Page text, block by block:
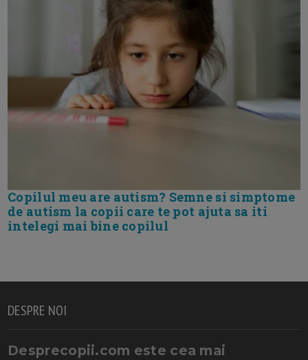
Copilul meu are autism? Semne si simptome
de autism la copii care te pot ajuta sa iti
intelegi mai bine copilul
DESPRE NOI
Desprecopii.com este cea mai